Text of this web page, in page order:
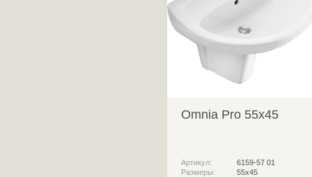
Omnia Pro 55x45
Артикул:
6159-57 01
Размеры:
55x45